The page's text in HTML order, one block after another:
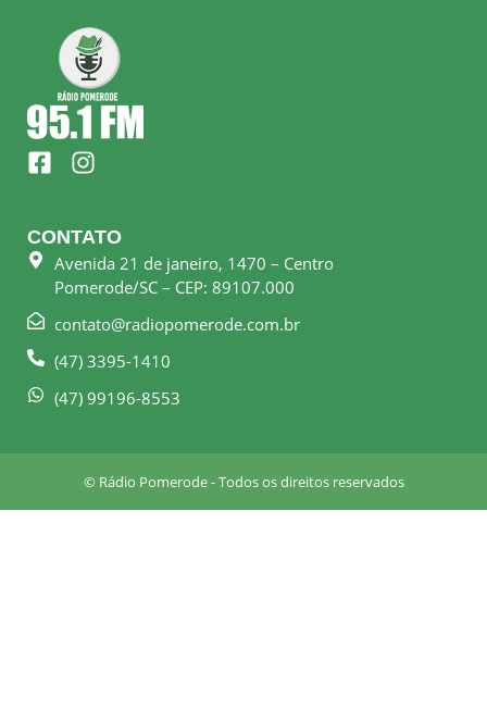
F
a
e
b
o
k
s
q
a
I
n
t
a
g
r
a
m
CONTATO
Avenida 21 de janeiro, 1470 – Centro
Pomerode/SC – CEP: 89107.000
contato@radiopomerode.com.br
(47) 3395-1410
(47) 99196-8553
© Rádio Pomerode - Todos os direitos reservados